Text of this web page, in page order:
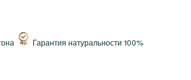
Гарантия натуральности 100%